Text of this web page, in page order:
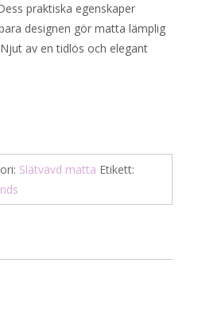
praktiska egenskaper
designen gör matta lämplig
av en tidlös och elegant
Slätvävd matta Etikett: